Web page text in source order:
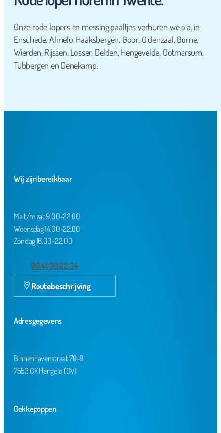
Onze rode lopers en messing paaltjes verhuren we o.a. in
Enschede, Almelo, Haaksbergen, Goor, Oldenzaal, Borne,
Wierden, Rijssen, Losser, Delden, Hengevelde, Ootmarsum,
Tubbergen en Denekamp.
Wij zijn bereikbaar
Ma t/m zat 9.00-22.00
Woensdag 14.00-22.00
Zondag 16.00-22.00
06 41 38 22 34
Routebeschrijving
Adresgegevens
Binnenhavenstraat 70-B
7553 GK Hengelo (OV)
Gekkepoppen